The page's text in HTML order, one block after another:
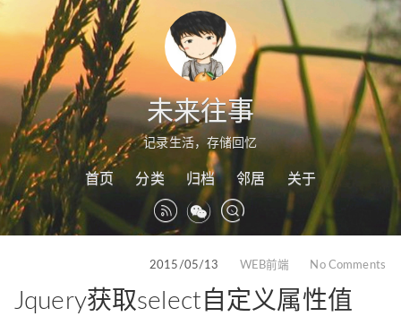
未来往事
记录生活，存储回忆
首页 分类 归档 邻居 关于
2015/05/13 WEB前端 No Comments
Jquery获取select自定义属性值